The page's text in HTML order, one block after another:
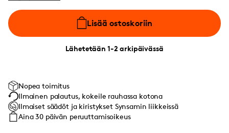
Lisää ostoskoriin
Lähetetään 1-2 arkipäivässä
Nopea toimitus
Ilmainen palautus, kokeile rauhassa kotona
Ilmaiset säädöt ja kiristykset Synsamin liikkeissä
Aina 30 päivän peruuttamisoikeus